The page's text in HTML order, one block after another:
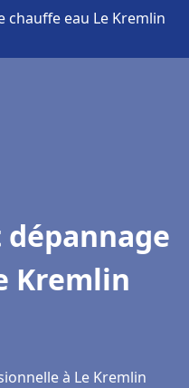
chauffe eau Le Kremlin
Kremlin
à Le Kremlin